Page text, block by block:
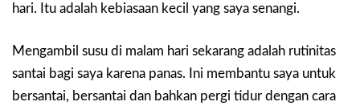
hari. Itu adalah kebiasaan kecil yang saya senangi.
Mengambil susu di malam hari sekarang adalah rutinitas
santai bagi saya karena panas. Ini membantu saya untuk
bersantai, bersantai dan bahkan pergi tidur dengan cara